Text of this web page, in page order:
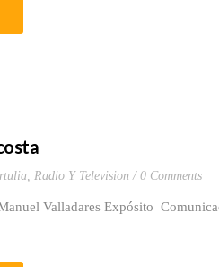
Radio Y Television 0 Comments
Valladares Expósito